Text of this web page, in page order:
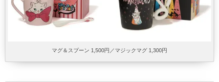
マグ＆スプーン 1,500円／マジックマグ 1,300円